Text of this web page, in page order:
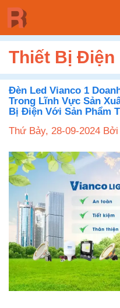
Chuyển
đến
nội
dungThiết Bị Điện
Đèn Led Vianco 1
Trong Lĩnh Vực Sản
Bị Điện Với Sản Phẩm
Thứ Bảy, 28-09-2024 Bởi